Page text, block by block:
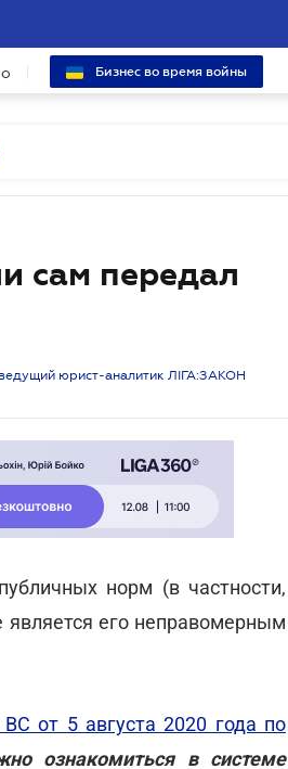
Бизнес во время войны
сам передал
юрист-аналитик ЛІГА:ЗАКОН
норм (в частности,
является его неправомерным
от 5 августа 2020 года по
ознакомиться в системе